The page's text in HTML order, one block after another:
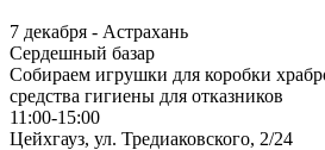
7 декабря - Астрахань
Сердешный базар
Собираем игрушки для коробки
средства гигиены для отказников
11:00-15:00
Цейхгауз, ул. Тредиаковского, 2/24